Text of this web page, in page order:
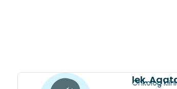
lek.
Onkolog